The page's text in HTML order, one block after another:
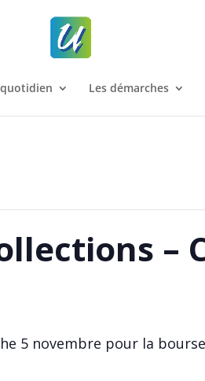
Les démarches
–
5 novembre pour la